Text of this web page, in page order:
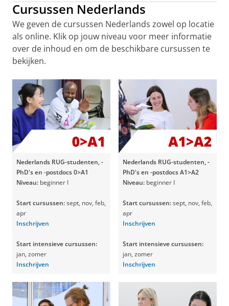
Cursussen Nederlands
We geven de cursussen Nederlands zowel op locatie
als online. Klik op jouw niveau voor meer informatie
over de inhoud en om de beschikbare cursussen te
bekijken.
Nederlands RUG-studenten, -
PhD's en -postdocs 0>A1
Niveau: beginner I
Start cursussen:sept, nov, feb,
apr
Inschrijven
Start intensieve cursussen:
jan, zomer
Inschrijven
Nederlands RUG-studenten, -
PhD's en -postdocsA1>A2
Niveau: beginner I
Start cursussen:sept, nov, feb,
apr
Inschrijven
Start intensieve cursussen:
jan, zomer
Inschrijven